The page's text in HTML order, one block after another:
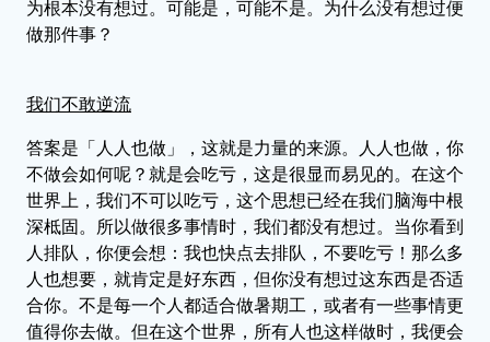
为根本没有想过。可能是，可能不是。为什么没有想过便
做那件事？
我们不敢逆流
答案是「人人也做」，这就是力量的来源。人人也做，你
不做会如何呢？就是会吃亏，这是很显而易见的。在这个
世界上，我们不可以吃亏，这个思想已经在我们脑海中根
深柢固。所以做很多事情时，我们都没有想过。当你看到
人排队，你便会想：我也快点去排队，不要吃亏！那么多
人也想要，就肯定是好东西，但你没有想过这东西是否适
合你。不是每一个人都适合做暑期工，或者有一些事情更
值得你去做。但在这个世界，所有人也这样做时，我便会